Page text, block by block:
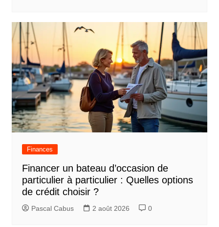
Finances
Financer un bateau d’occasion de
particulier à particulier : Quelles options
de crédit choisir ?
Pascal Cabus 2 août 2026 0